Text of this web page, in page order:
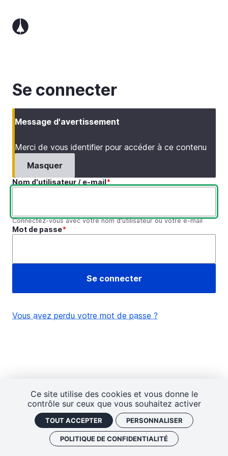
Ce site utilise des cookies et vous donne le
contrôle sur ceux que vous souhaitez activer
TOUT ACCEPTER PERSONNALISER
POLITIQUE DE CONFIDENTIALITÉ
contenu
Se connecter
Message d'avertissement
Merci de vous identifier pour accéder à ce contenu
Masquer
Nom d'utilisateur / e-mail
Connectez-vous avec votre nom d'utilisateur ou votre e-mail
Mot de passe
Vous avez perdu votre mot de passe ?